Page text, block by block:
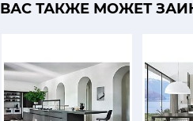
ВАС ТАКЖЕ МОЖЕТ